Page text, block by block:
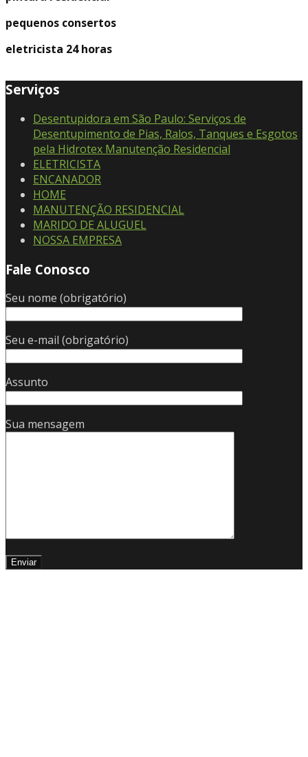
pequenos consertos
eletricista 24 horas
Serviços
Desentupidora em São Paulo: Serviços de
Desentupimento de Pias, Ralos, Tanques e Esgotos
pela Hidrotex Manutenção Residencial
ELETRICISTA
ENCANADOR
HOME
MANUTENÇÃO RESIDENCIAL
MARIDO DE ALUGUEL
NOSSA EMPRESA
Fale Conosco
Seu nome (obrigatório)
Seu e-mail (obrigatório)
Assunto
Sua mensagem